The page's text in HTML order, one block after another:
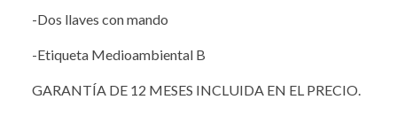
-Dos llaves con mando
-Etiqueta Medioambiental B
GARANTÍA DE 12 MESES INCLUIDA EN EL PRECIO.